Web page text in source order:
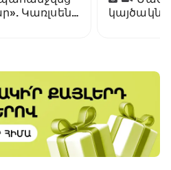
Կառլսենը